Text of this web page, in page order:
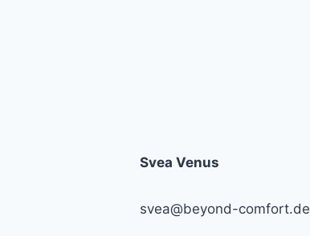
Svea Venus
svea@beyond-comfort.de